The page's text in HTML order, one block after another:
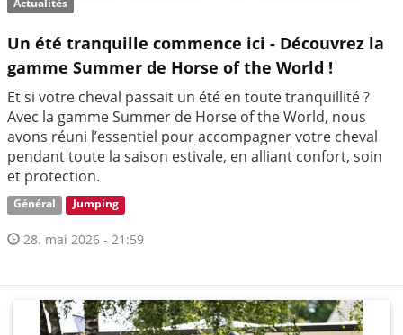
Actualités
Un été tranquille commence ici - Découvrez la
gamme Summer de Horse of the World !
Et si votre cheval passait un été en toute tranquillité ?
Avec la gamme Summer de Horse of the World, nous
avons réuni l’essentiel pour accompagner votre cheval
pendant toute la saison estivale, en alliant confort, soin
et protection.
Général Jumping
28. mai 2026 - 21:59